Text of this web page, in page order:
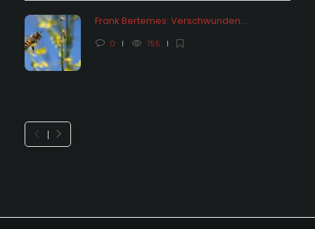
Frank Bertemes: Verschwunden….
0 755